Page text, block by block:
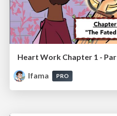
Heart Work Chapter 1 -
lfama
PRO